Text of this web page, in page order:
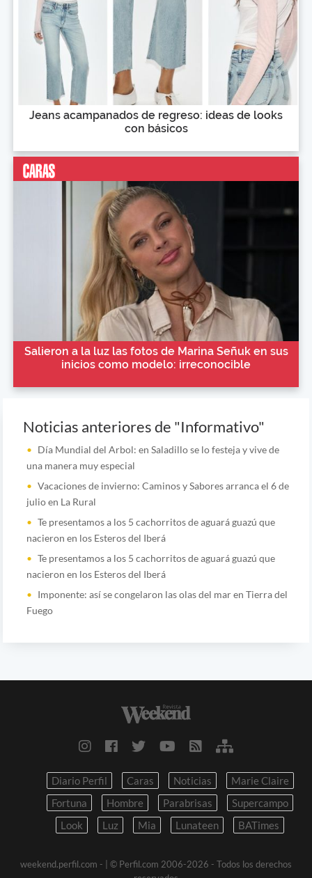
Jeans acampanados de regreso: ideas de looks
con básicos
Salieron a la luz las fotos de Marina Señuk en sus
inicios como modelo: irreconocible
Noticias anteriores de "Informativo"
Día Mundial del Arbol: en Saladillo se lo festeja y vive de
una manera muy especial
Vacaciones de invierno: Caminos y Sabores arranca el 6 de
julio en La Rural
Te presentamos a los 5 cachorritos de aguará guazú que
nacieron en los Esteros del Iberá
Te presentamos a los 5 cachorritos de aguará guazú que
nacieron en los Esteros del Iberá
Imponente: así se congelaron las olas del mar en Tierra del
Fuego
Diario Perfil Caras Noticias
Marie Claire
Fortuna
Hombre Parabrisas
Supercampo
Look
Luz Mia Lunateen BATimes
weekend.perfil.com -
| © Perfil.com 2006-2026 - Todos los derechos